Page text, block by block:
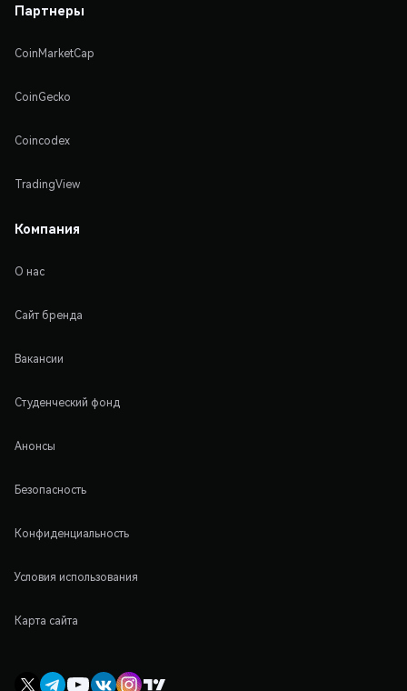
Партнеры
CoinMarketCap
CoinGecko
Coincodex
TradingView
Компания
О нас
Сайт бренда
Вакансии
Студенческий фонд
Анонсы
Безопасность
Конфиденциальность
Условия использования
Карта сайта